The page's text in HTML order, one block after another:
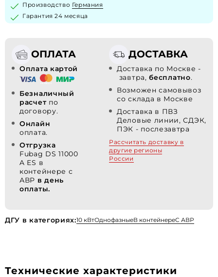
Производство Германия
Гарантия 24 месяца
ОПЛАТА
Оплата картой
Безналичный
расчет по
договору.
Онлайн
оплата.
Отгрузка
Fubag DS 11000
A ES в
контейнере с
АВР в день
оплаты.
ДОСТАВКА
Доставка по Москве -
завтра,бесплатно.
Возможен самовывоз
со склада в Москве
Доставка в ПВЗ
Деловые линии, СДЭК,
ПЭК - послезавтра
Рассчитать доставку в
другие регионы
России
ДГУ в категориях:10 кВтОднофазныеВ контейнереС АВР
Технические характеристики